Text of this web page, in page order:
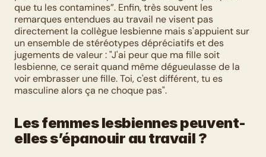
que tu les contamines”. Enfin, très souvent les
remarques entendues au travail ne visent pas
directement la collègue lesbienne mais s'appuient sur
un ensemble de stéréotypes dépréciatifs et des
jugements de valeur : "J'ai peur que ma fille soit
lesbienne, ce serait quand même dégueulasse de la
voir embrasser une fille. Toi, c'est différent, tu es
masculine alors ça ne choque pas".
Les femmes lesbiennes peuvent-
elles s’épanouir au travail ?